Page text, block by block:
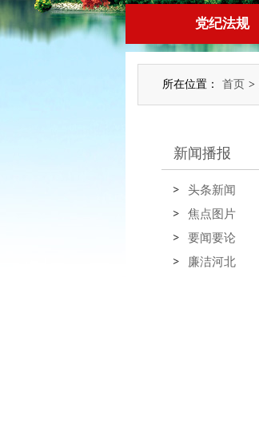
党纪法规
所在位置： 首页 >
新闻播报
头条新闻
焦点图片
要闻要论
廉洁河北